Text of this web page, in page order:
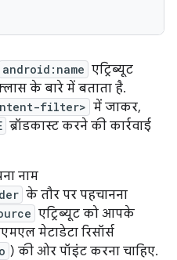
android:name एट्रिब्यूट
के बारे में बताता है.
filter> में जाकर,
ब्रॉडकास्ट करने की कार्रवाई
नाम
के तौर पर पहचानना
एट्रिब्यूट को आपके
मेटाडेटा रिसॉर्स
) की ओर पॉइंट करना चाहिए.